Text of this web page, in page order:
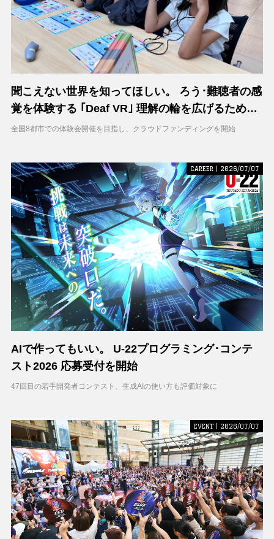
聞こえない世界を知ってほしい。 ろう･難聴者の感
覚を体験する ｢Deaf VR｣ 理解の輪を広げるため支
援募集を開始
全国8都市での体験会開催を目指し、クラウドファンディングを開始
CAREER | 2026/07/07
AIで作ってもいい。 U-22プログラミング･コンテ
スト2026 応募受付を開始
47回目の若手開発者コンテスト、生成AIの使い方も評価対象に
EVENT | 2026/07/07